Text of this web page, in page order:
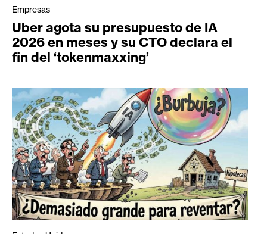
Empresas
Uber agota su presupuesto de IA
2026 en meses y su CTO declara el
fin del ‘tokenmaxxing’